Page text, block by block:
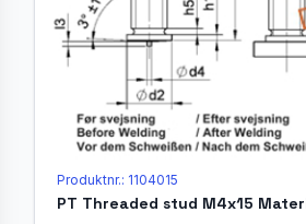
Produktnr.: 1104015